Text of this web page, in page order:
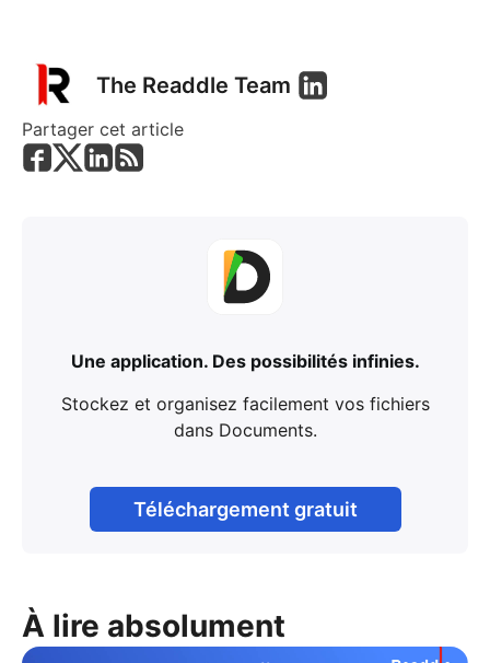
The Readdle Team
Partager cet article
Une application. Des possibilités infinies.
Stockez et organisez facilement vos fichiers
dans Documents.
Téléchargement gratuit
À lire absolument